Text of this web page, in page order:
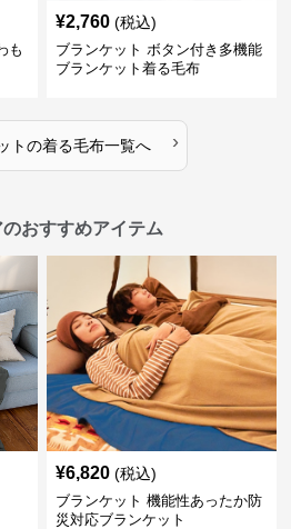
も
¥2,760 (税込)
ブランケット ボタン付き多機能
ブランケット着る毛布
トの着る毛布一覧へ ›
おすすめアイテム
¥6,820 (税込)
ブランケット 機能性あったか防
災対応ブランケット